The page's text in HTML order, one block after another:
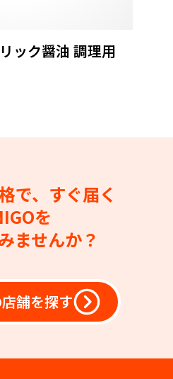
ック醤油 調理用
で、すぐ届く
を
ませんか？
舗を探す